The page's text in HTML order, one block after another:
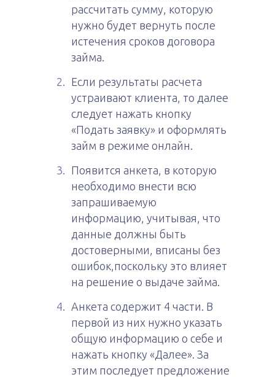
рассчитать сумму, которую
нужно будет вернуть после
истечения сроков договора
займа.
Если результаты расчета
устраивают клиента, то далее
следует нажать кнопку
«Подать заявку» и оформлять
займ в режиме онлайн.
Появится анкета, в которую
необходимо внести всю
запрашиваемую
информацию, учитывая, что
данные должны быть
достоверными, вписаны без
ошибок,поскольку это влияет
на решение о выдаче займа.
Анкета содержит 4 части. В
первой из них нужно указать
общую информацию о себе и
нажать кнопку «Далее». За
этим последует предложение